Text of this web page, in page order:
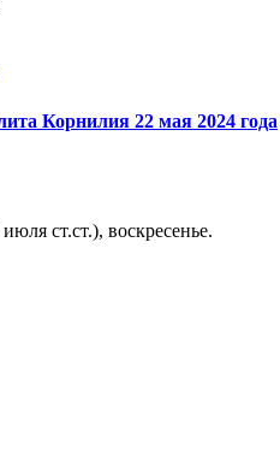
Корнилия 22 мая 2024 года
ст.ст.), воскресенье.